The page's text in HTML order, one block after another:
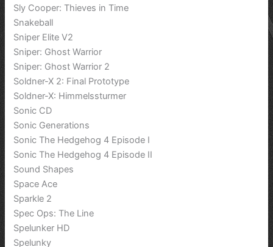
Sly Cooper: Thieves in Time
Snakeball
Sniper Elite V2
Sniper: Ghost Warrior
Sniper: Ghost Warrior 2
Soldner-X 2: Final Prototype
Soldner-X: Himmelssturmer
Sonic CD
Sonic Generations
Sonic The Hedgehog 4 Episode I
Sonic The Hedgehog 4 Episode II
Sound Shapes
Space Ace
Sparkle 2
Spec Ops: The Line
Spelunker HD
Spelunky